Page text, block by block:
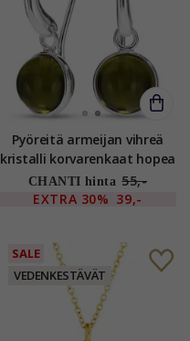
Pyöreitä armeijan vihreä
kristalli korvarenkaat hopea
- Loom Stones
CHANTI hinta 55,-
EXTRA 30% 39,-
SALE
VEDENKESTÄVÄT